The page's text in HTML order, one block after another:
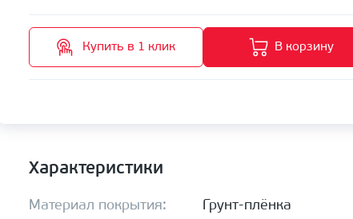
Купить в 1 клик В корзину
Характеристики
Материал покрытия: Грунт-плёнка